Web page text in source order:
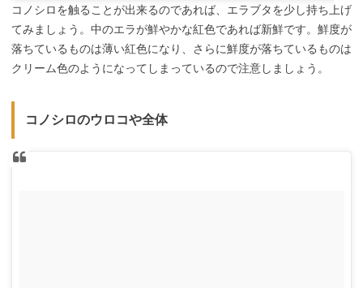
コノシロを触ることが出来るのであれば、エラブタを少し持ち上げ
てみましょう。中のエラが鮮やかな紅色であれば新鮮です。鮮度が
落ちているものは薄い紅色になり、さらに鮮度が落ちているものは
クリーム色のようになってしまっているので注意しましょう。
コノシロのウロコや全体